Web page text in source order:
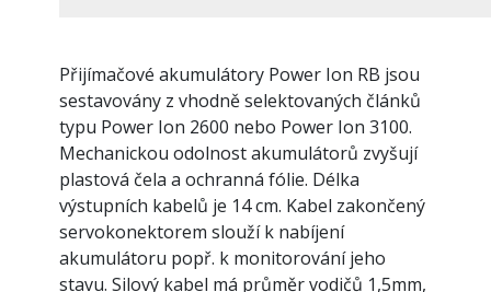
Přijímačové akumulátory Power Ion RB jsou
sestavovány z vhodně selektovaných článků
typu Power Ion 2600 nebo Power Ion 3100.
Mechanickou odolnost akumulátorů zvyšují
plastová čela a ochranná fólie. Délka
výstupních kabelů je 14 cm. Kabel zakončený
servokonektorem slouží k nabíjení
akumulátoru popř. k monitorování jeho
stavu. Silový kabel má průměr vodičů 1,5mm,